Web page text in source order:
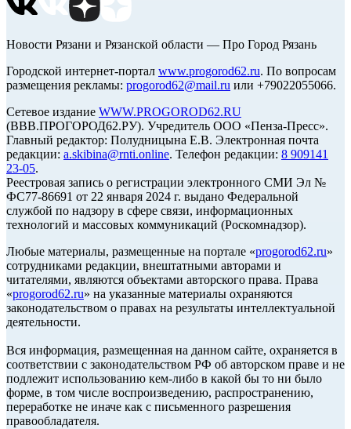
Новости Рязани и Рязанской области — Про Город Рязань
Городской интернет-портал www.progorod62.ru. По вопросам
размещения рекламы: progorod62@mail.ru или +79022055066.
Сетевое издание WWW.PROGOROD62.RU
(ВВВ.ПРОГОРОД62.РУ). Учредитель ООО «Пенза-Пресс».
Главный редактор: Полудницына Е.В. Электронная почта
редакции: a.skibina@rnti.online. Телефон редакции: 8 909141
23-05.
Реестровая запись о регистрации электронного СМИ Эл №
ФС77-86691 от 22 января 2024 г. выдано Федеральной
службой по надзору в сфере связи, информационных
технологий и массовых коммуникаций (Роскомнадзор).
Любые материалы, размещенные на портале «progorod62.ru»
сотрудниками редакции, внештатными авторами и
читателями, являются объектами авторского права. Права
«progorod62.ru» на указанные материалы охраняются
законодательством о правах на результаты интеллектуальной
деятельности.
Вся информация, размещенная на данном сайте, охраняется в
соответствии с законодательством РФ об авторском праве и не
подлежит использованию кем-либо в какой бы то ни было
форме, в том числе воспроизведению, распространению,
переработке не иначе как с письменного разрешения
правообладателя.